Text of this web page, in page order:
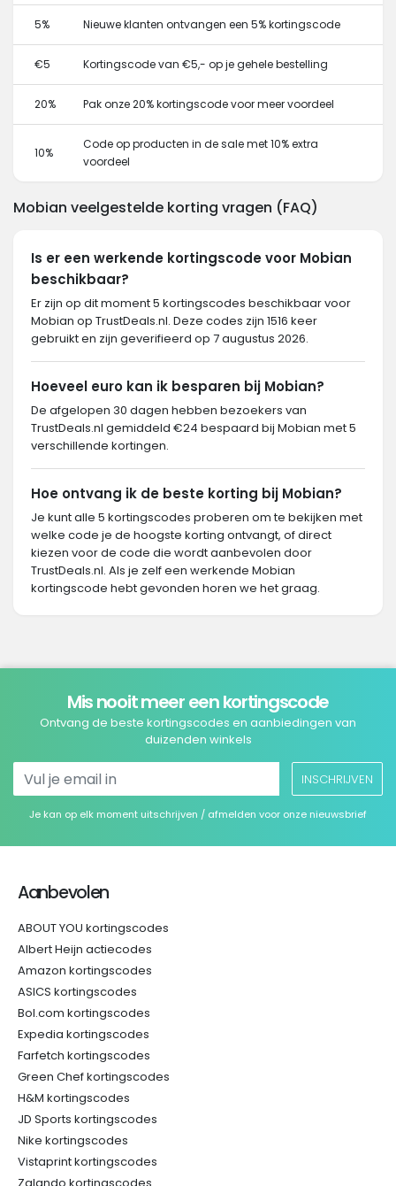
5% Nieuwe klanten ontvangen een 5% kortingscode
€5 Kortingscode van €5,- op je gehele bestelling
20% Pak onze 20% kortingscode voor meer voordeel
10%
Code op producten in de sale met 10% extra
voordeel
Mobian veelgestelde korting vragen (FAQ)
Is er een werkende kortingscode voor Mobian
beschikbaar?
Er zijn op dit moment 5 kortingscodes beschikbaar voor
Mobian op TrustDeals.nl. Deze codes zijn 1516 keer
gebruikt en zijn geverifieerd op 7 augustus 2026.
Hoeveel euro kan ik besparen bij Mobian?
De afgelopen 30 dagen hebben bezoekers van
TrustDeals.nl gemiddeld €24 bespaard bij Mobian met 5
verschillende kortingen.
Hoe ontvang ik de beste korting bij Mobian?
Je kunt alle 5 kortingscodes proberen om te bekijken met
welke code je de hoogste korting ontvangt, of direct
kiezen voor de code die wordt aanbevolen door
TrustDeals.nl. Als je zelf een werkende Mobian
kortingscode hebt gevonden horen we het graag.
Mis nooit meer een kortingscode
Ontvang de beste kortingscodes en aanbiedingen van
duizenden winkels
INSCHRIJVEN
Je kan op elk moment uitschrijven / afmelden voor onze nieuwsbrief
Aanbevolen
ABOUT YOU kortingscodes
Albert Heijn actiecodes
Amazon kortingscodes
ASICS kortingscodes
Bol.com kortingscodes
Expedia kortingscodes
Farfetch kortingscodes
Green Chef kortingscodes
H&M kortingscodes
JD Sports kortingscodes
Nike kortingscodes
Vistaprint kortingscodes